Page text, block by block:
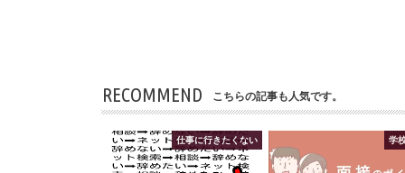
RECOMMEND こちらの記事も人気です。
仕事に行きたくない 学